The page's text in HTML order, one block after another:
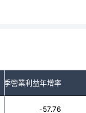
單季營業利益年增率
-57.76